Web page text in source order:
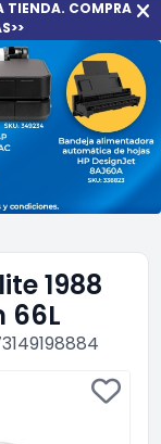
TIENDA. COMPRA
1988
66L